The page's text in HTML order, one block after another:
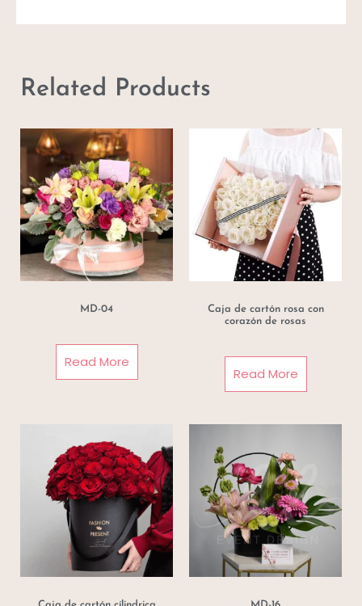
Related Products
MD-04
Read More
Caja de cartón rosa con
corazón de rosas
Read More